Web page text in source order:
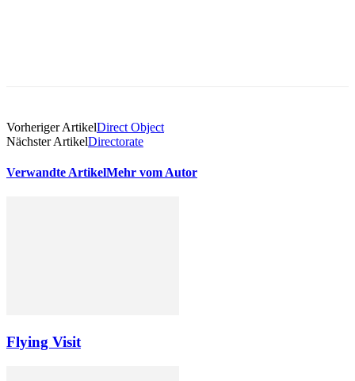
Vorheriger ArtikelDirect Object
Nächster ArtikelDirectorate
Verwandte ArtikelMehr vom Autor
Flying Visit